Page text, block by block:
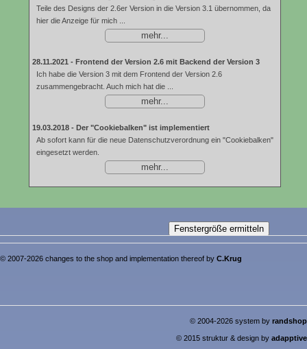
Teile des Designs der 2.6er Version in die Version 3.1 übernommen, da
hier die Anzeige für mich ...
mehr...
28.11.2021 -Frontend der Version 2.6 mit Backend der Version 3
Ich habe die Version 3 mit dem Frontend der Version 2.6
zusammengebracht. Auch mich hat die ...
mehr...
19.03.2018 -Der "Cookiebalken" ist implementiert
Ab sofort kann für die neue Datenschutzverordnung ein "Cookiebalken"
eingesetzt werden.
mehr...
© 2007-2026 changes to the shop and implementation thereof by C.Krug
© 2004-2026 system by randshop
© 2015 struktur & design by adapptive